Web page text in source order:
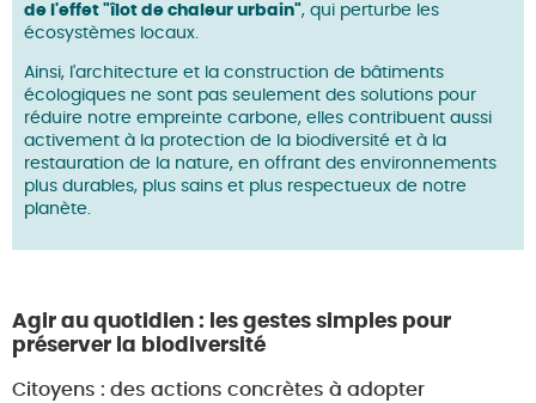
de l'effet "îlot de chaleur urbain", qui perturbe les
écosystèmes locaux.
Ainsi, l'architecture et la construction de bâtiments
écologiques ne sont pas seulement des solutions pour
réduire notre empreinte carbone, elles contribuent aussi
activement à la protection de la biodiversité et à la
restauration de la nature, en offrant des environnements
plus durables, plus sains et plus respectueux de notre
planète.
Agir au quotidien : les gestes simples pour
préserver la biodiversité
Citoyens : des actions concrètes à adopter